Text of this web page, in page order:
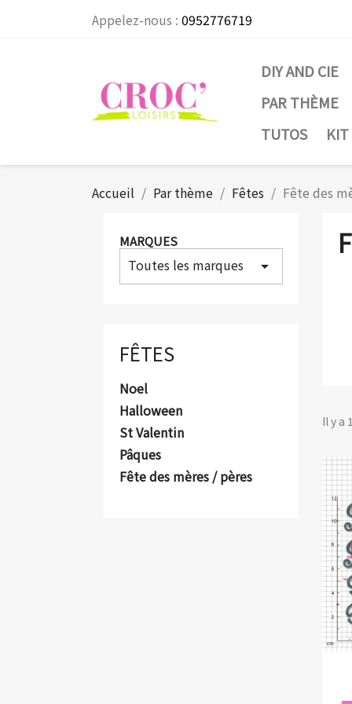
Appelez-nous : 0952776719
DIY AND CIE
PAR THÈME
TUTOS
KIT
Accueil Par thème Fêtes Fête des
MARQUES
Toutes les marques arrow_drop_down
FÊTES
Noel
Halloween
St Valentin
Pâques
Fête des mères / pères
Il y a